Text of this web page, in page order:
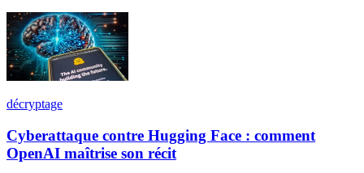
décryptage
Cyberattaque contre Hugging Face : comment
OpenAI maîtrise son récit